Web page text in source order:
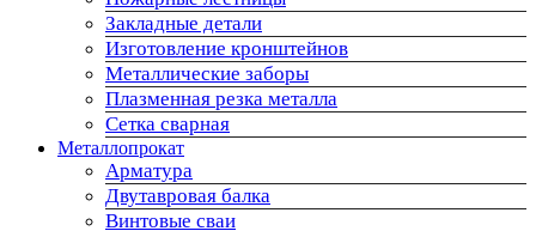
Закладные детали
Изготовление кронштейнов
Металлические заборы
Плазменная резка металла
Сетка сварная
Металлопрокат
Арматура
Двутавровая балка
Винтовые сваи